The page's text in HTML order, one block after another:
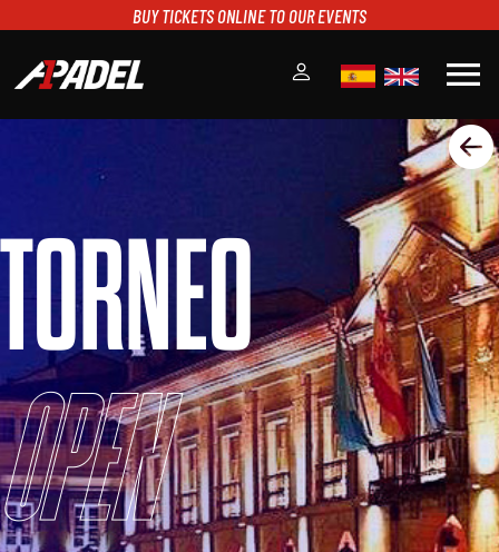
BUY TICKETS ONLINE TO OUR EVENTS
menu
TORNEOS
MULTIMEDIA
SCOREBOARD
STREAMING
TORNEO
Open